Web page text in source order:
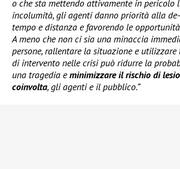
o che sta mettendo attivamente in pericolo
incolumità, gli agenti danno priorità alla
tempo e distanza e favorendo le
A meno che non ci sia una minaccia
persone, rallentare la situazione e utilizzare
di intervento nelle crisi può ridurre la
una tragedia eminimizzare il rischio di
coinvolta, gli agenti e il pubblico.”